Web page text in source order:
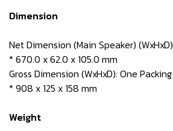
Dimension
Net Dimension (Main Speaker) (WxHxD)
* 670.0 x 62.0 x 105.0 mm
Gross Dimension (WxHxD): One Packing
* 908 x 125 x 158 mm
Weight